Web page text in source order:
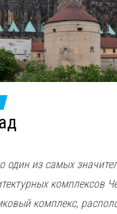
один из самых
комплексов
комплекс,